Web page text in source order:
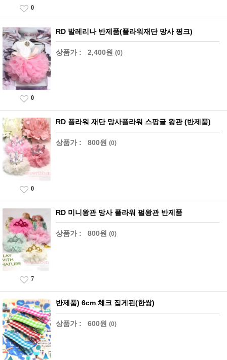
0
RD 발레리나 반제품(플라워재단 망사 핑크)
상품가 : 2,400원 (0)
0
RD 플라워 재단 망사플라워 스팡글 왕관 (반제품)
상품가 : 800원 (0)
0
RD 미니왕관 망사 플라워 펄왕관 반제품
상품가 : 800원 (0)
7
반제품) 6cm 체크 집게핀(한쌍)
상품가 : 600원 (0)